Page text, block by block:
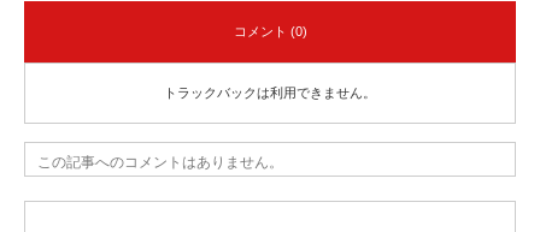
コメント (0)
トラックバックは利用できません。
この記事へのコメントはありません。